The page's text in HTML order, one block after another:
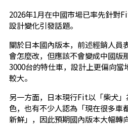
2026年1月在中國市場已率先針對
設計變化引發話題。
關於日本國內版本，前述經銷人員
會怎麼改，但應該不會變成中國版
3000台的特仕車，設計上更偏向當
較大。
另一方面，日本現行Fit以「柴犬
色，也有不少人認為「現在很多車
新鮮」，因此預期國內版本大幅轉